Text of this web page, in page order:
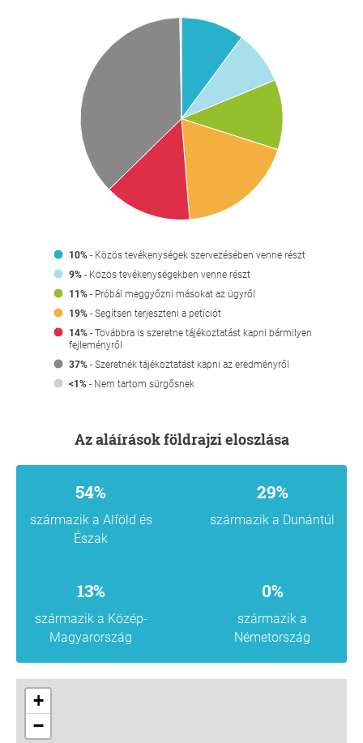
10% - Közös tevékenységek szervezésében venne részt
9% - Közös tevékenységekben venne részt
11% - Próbál meggyőzni másokat az ügyről
19% - Segítsen terjeszteni a petíciót
14% - Továbbra is szeretne tájékoztatást kapni bármilyen
fejleményről
37% - Szeretnék tájékoztatást kapni az eredményről
<1% - Nem tartom sürgősnek
Az aláírások földrajzi eloszlása
54%
származik a Alföld és
Észak
29%
származik a Dunántúl
13%
származik a Közép-
Magyarország
0%
származik a
Németország
+
−